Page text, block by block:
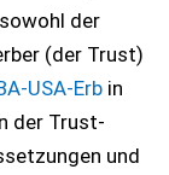
der
(der Trust)
USA-Erb in
der Trust-
und